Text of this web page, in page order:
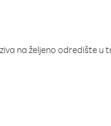
na željeno odredište u